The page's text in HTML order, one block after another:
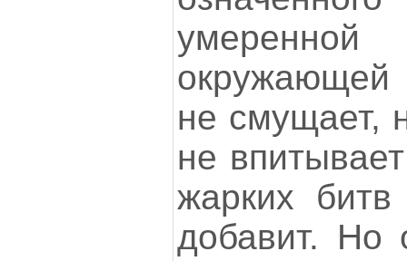
не смущает,
не
жарких
добавит. Но